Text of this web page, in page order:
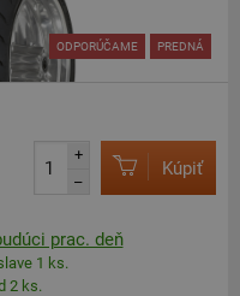
ODPORÚČAME PREDNÁ
+
–
Kúpiť
prac. deň
1 ks.
2 ks.